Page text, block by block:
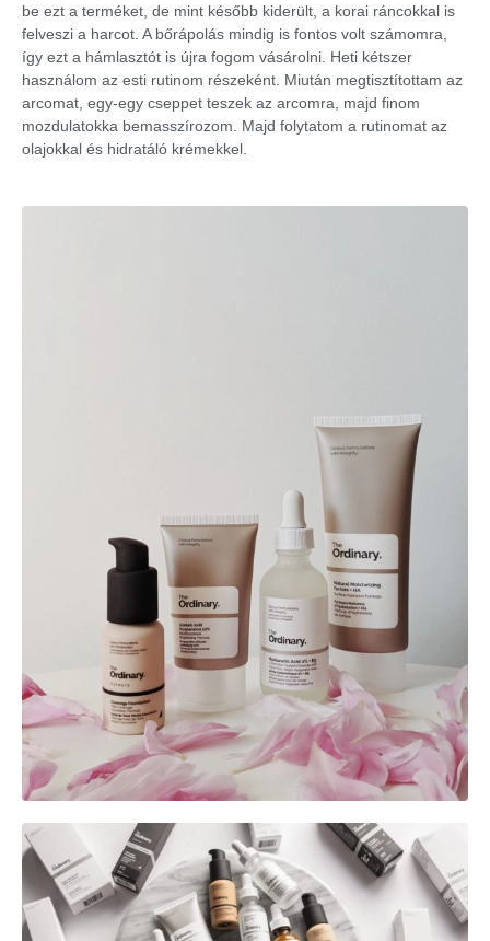
be ezt a terméket, de mint később kiderült, a korai ráncokkal is
felveszi a harcot. A bőrápolás mindig is fontos volt számomra,
így ezt a hámlasztót is újra fogom vásárolni. Heti kétszer
használom az esti rutinom részeként. Miután megtisztítottam az
arcomat, egy-egy cseppet teszek az arcomra, majd finom
mozdulatokka bemasszírozom. Majd folytatom a rutinomat az
olajokkal és hidratáló krémekkel.